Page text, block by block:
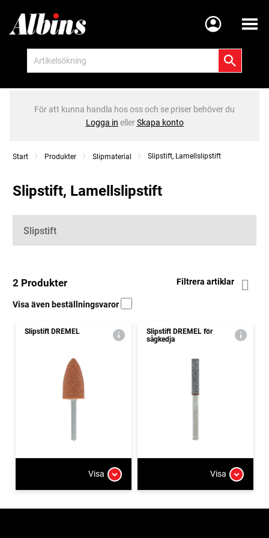
Meny
För att kunna handla hos oss och se priser behöver du
Logga in ellerSkapa konto
Start Produkter Slipmaterial Slipstift, Lamellslipstift
Slipstift, Lamellslipstift
Kategorier
Slipstift
2 Produkter Filtrera artiklar
Visa även beställningsvaror
Slipstift DREMEL
Visa
Slipstift DREMEL för
sågkedja
Visa